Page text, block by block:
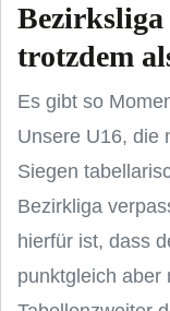
trotzdem
Es gibt so
Unsere U16, die
Siegen
Bezirkliga
hierfür ist, dass
punktgleich aber